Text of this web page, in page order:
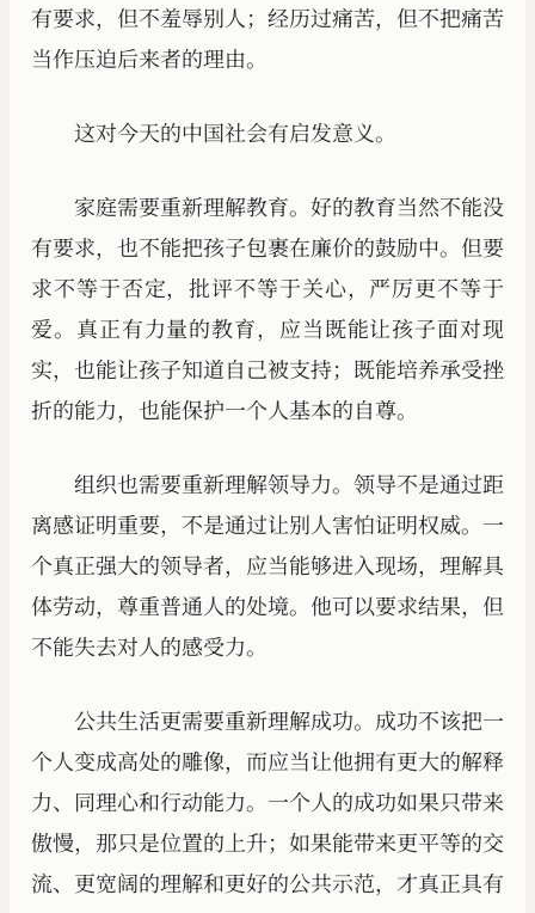
有要求，但不羞辱别人；经历过痛苦，但不把痛苦
当作压迫后来者的理由。
这对今天的中国社会有启发意义。
家庭需要重新理解教育。好的教育当然不能没
有要求，也不能把孩子包裹在廉价的鼓励中。但要
求不等于否定，批评不等于关心，严厉更不等于
爱。真正有力量的教育，应当既能让孩子面对现
实，也能让孩子知道自己被支持；既能培养承受挫
折的能力，也能保护一个人基本的自尊。
组织也需要重新理解领导力。领导不是通过距
离感证明重要，不是通过让别人害怕证明权威。一
个真正强大的领导者，应当能够进入现场，理解具
体劳动，尊重普通人的处境。他可以要求结果，但
不能失去对人的感受力。
公共生活更需要重新理解成功。成功不该把一
个人变成高处的雕像，而应当让他拥有更大的解释
力、同理心和行动能力。一个人的成功如果只带来
傲慢，那只是位置的上升；如果能带来更平等的交
流、更宽阔的理解和更好的公共示范，才真正具有